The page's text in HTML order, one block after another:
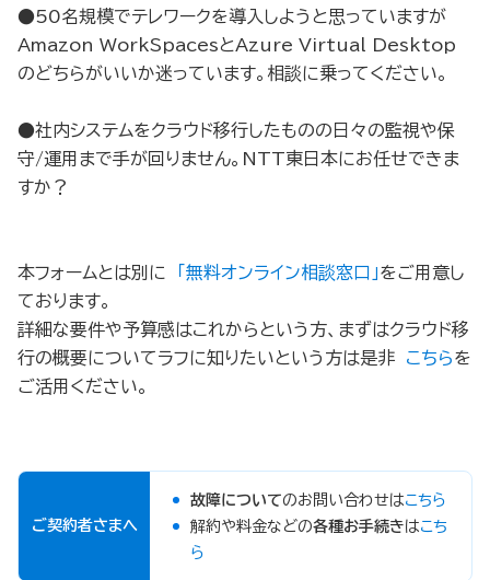
●50名規模でテレワークを導入しようと思っていますが
Amazon WorkSpacesとAzure Virtual Desktop
のどちらがいいか迷っています。相談に乗ってください。
●社内システムをクラウド移行したものの日々の監視や保
守/運用まで手が回りません。NTT東日本にお任せできま
すか？
本フォームとは別に 「無料オンライン相談窓口」をご用意し
ております。
詳細な要件や予算感はこれからという方、まずはクラウド移
行の概要についてラフに知りたいという方は是非
こちらを
ご活用ください。
ご契約者さまへ
故障についてのお問い合わせはこちら
解約や料金などの各種お手続きはこち
ら